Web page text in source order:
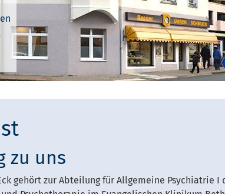
zu uns
gehört zur Abteilung für Allgemeine Psychiatrie I